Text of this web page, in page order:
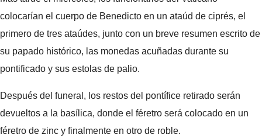
colocarían el cuerpo de Benedicto en un ataúd de ciprés, el
primero de tres ataúdes, junto con un breve resumen escrito de
su papado histórico, las monedas acuñadas durante su
pontificado y sus estolas de palio.
Después del funeral, los restos del pontífice retirado serán
devueltos a la basílica, donde el féretro será colocado en un
féretro de zinc y finalmente en otro de roble.